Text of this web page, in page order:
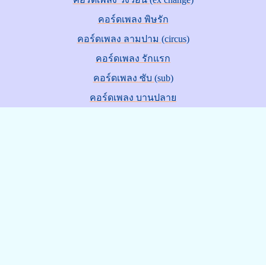
คอร์ดเพลง พิษรัก
คอร์ดเพลง ลามปาม (circus)
คอร์ดเพลง รักแรก
คอร์ดเพลง ซับ (sub)
คอร์ดเพลง บานปลาย